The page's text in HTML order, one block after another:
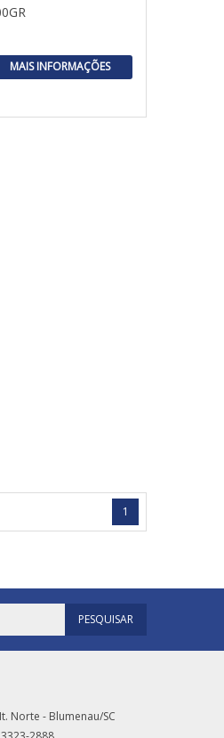
MAIS INFORMAÇÕES
1
Norte - Blumenau/SC